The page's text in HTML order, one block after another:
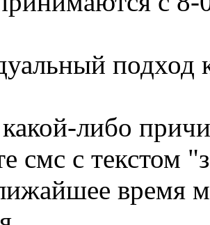
подход
либо
смс с текстом
время